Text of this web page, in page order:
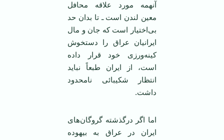
آنهمه مورد علاقه محافل
معين لندن است ـ تا بدان حد
بی‌اختيار است که جان و مال
ايرانيان عراق را دستخوش
کينه‌ورزی خود قرار داده
است، از ايران طبعاً نبايد
انتظار شکيبائی نامحدود
داشت.
اما اگر درگذشته گروگان‌های
ايران در عراق به بيهوده